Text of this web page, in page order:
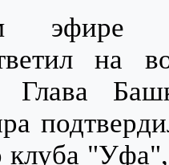
эфире
на
Глава
клуба